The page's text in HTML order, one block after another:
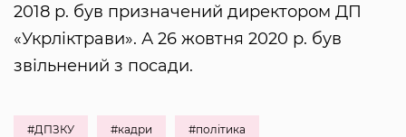
2018 р. був призначений директором ДП
«Укрліктрави». А 26 жовтня 2020 р. був
звільнений з посади.
#ДПЗКУ #кадри #політика